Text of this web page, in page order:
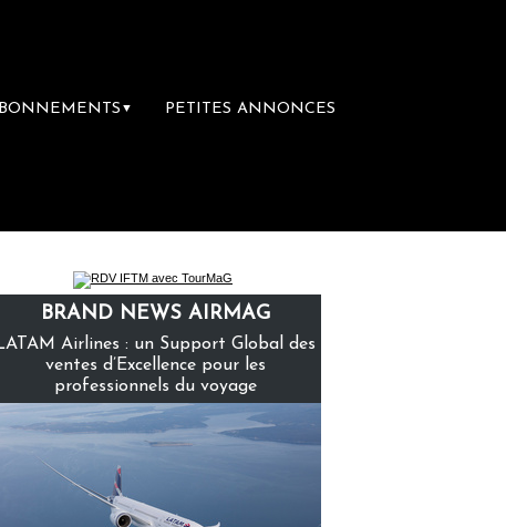
▼ PETITES ANNONCES
librairie du voyage
BRAND NEWS AIRMAG
Airlines : un Support Global des
ventes d’Excellence pour les
professionnels du voyage